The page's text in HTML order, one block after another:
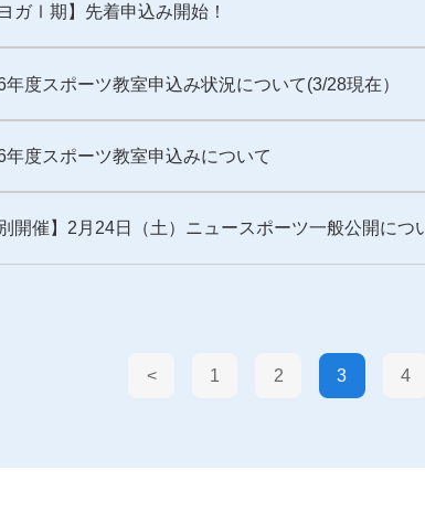
ヨガⅠ期】先着申込み開始！
年度スポーツ教室申込み状況について(3/28現在）
年度スポーツ教室申込みについて
別開催】2月24日（土）ニュースポーツ一般公開につ
< 1 2 3 4